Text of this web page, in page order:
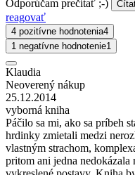
Odporúčam prečítať ;-)
reagovať
4 pozitívne hodnotenia4
1 negatívne hodnotenie1
Klaudia
Neoverený nákup
25.12.2014
vyborná kniha
Páčilo sa mi, ako sa príbeh
hrdinky zmietali medzi
vlastným strachom,
pritom ani jedna